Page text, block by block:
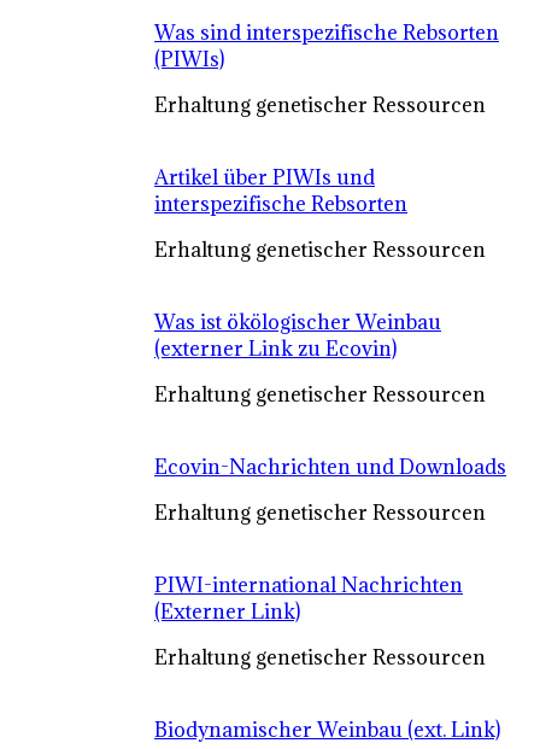
Was sind interspezifische Rebsorten
(PIWIs)
Erhaltung genetischer Ressourcen
Artikel über PIWIs und
interspezifische Rebsorten
Erhaltung genetischer Ressourcen
Was ist ökölogischer Weinbau
(externer Link zu Ecovin)
Erhaltung genetischer Ressourcen
Ecovin-Nachrichten und Downloads
Erhaltung genetischer Ressourcen
PIWI-international Nachrichten
(Externer Link)
Erhaltung genetischer Ressourcen
Biodynamischer Weinbau (ext. Link)